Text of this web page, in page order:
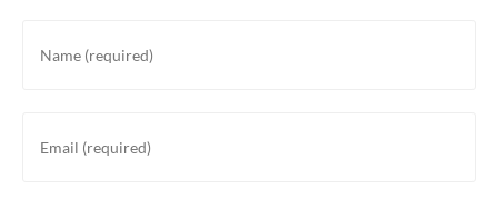
your
username
your